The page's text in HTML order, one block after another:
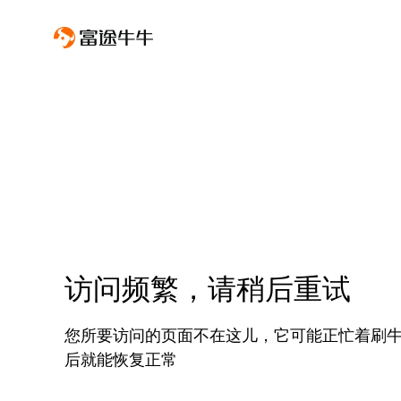
访问频繁，请稍后重试
您所要访问的页面不在这儿，它可能正忙着刷
后就能恢复正常